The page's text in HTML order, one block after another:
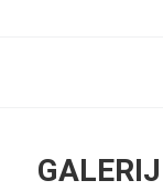
GALERIJ